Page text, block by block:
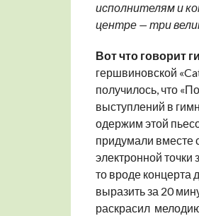
исполнителям и
центре — три
Вот что говорит
гершвиновской
получилось, что
выступлений в
одержим этой
придумали вместе
электронной точки
то вроде концерта
выразить за 20
раскрасил